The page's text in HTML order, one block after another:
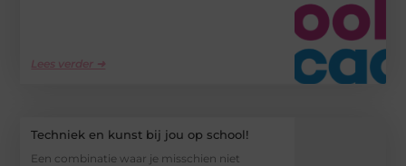
Lees verder ➜
Techniek en kunst bij jou op school!
Een combinatie waar je misschien niet